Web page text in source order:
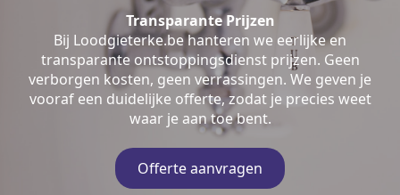
Transparante Prijzen
Bij Loodgieterke.be hanteren we eerlijke en
transparante ontstoppingsdienst prijzen. Geen
verborgen kosten, geen verrassingen. We geven je
vooraf een duidelijke offerte, zodat je precies weet
waar je aan toe bent.
Offerte aanvragen